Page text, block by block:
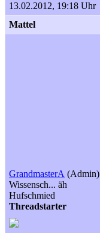
13.02.2012, 19:18 Uhr
Mattel
GrandmasterA (Admin)
Wissensch... äh
Hufschmied
Threadstarter